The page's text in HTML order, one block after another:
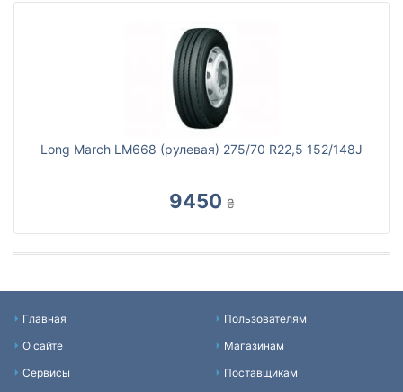
Long March LM668 (рулевая) 275/70 R22,5 152/148J
9450 ₴
Главная
О сайте
Сервисы
Пользователям
Магазинам
Поставщикам